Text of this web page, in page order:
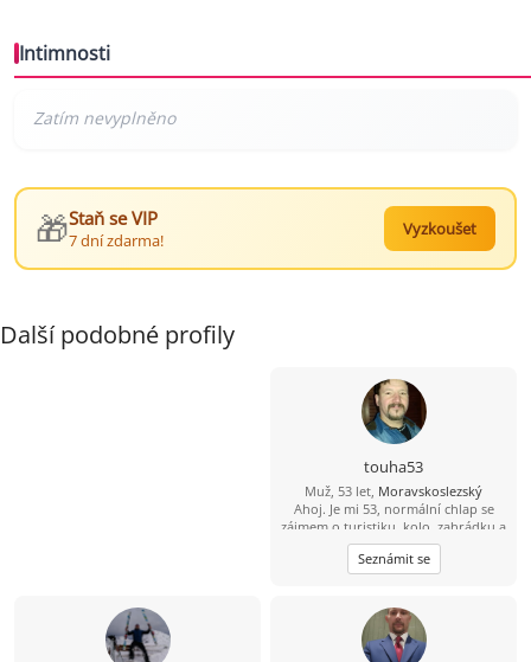
Intimnosti
🎁Staň se VIP
7 dní zdarma!
Vyzkoušet
Další podobné profily
touha53
Muž, 53 let, Moravskoslezský
Ahoj. Je mi 53, normální chlap se
zájmem o turistiku, kolo, zahrádku a
mazlení......
Seznámit se